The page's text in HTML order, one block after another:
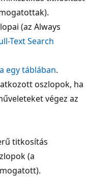
(az Always
Text Search
egy táblában.
oszlopok, ha
végez az
titkosítás
(a